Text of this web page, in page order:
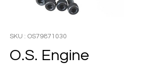
SKU : OS79871030
O.S. Engine